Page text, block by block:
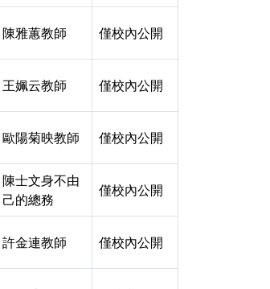
陳雅蕙教師 僅校內公開
王姵云教師 僅校內公開
歐陽菊映教師 僅校內公開
陳士文身不由
己的總務
僅校內公開
許金連教師 僅校內公開